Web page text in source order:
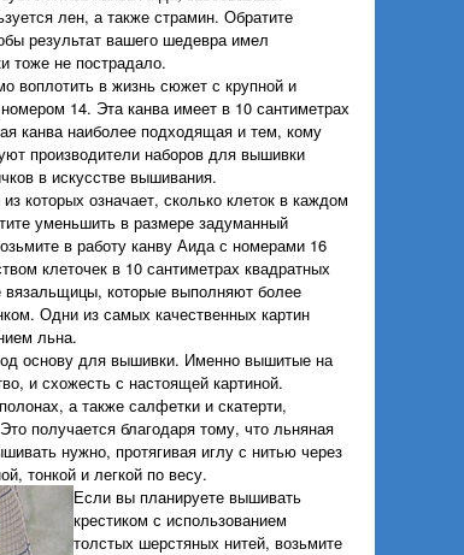
лен, а также страмин. Обратите
результат вашего шедевра имел
тоже не пострадало.
воплотить в жизнь сюжет с крупной и
14. Эта канва имеет в 10 сантиметрах
канва наиболее подходящая и тем, кому
производители наборов для вышивки
в искусстве вышивания.
которых означает, сколько клеток в каждом
уменьшить в размере задуманный
в работу канву Аида с номерами 16
клеточек в 10 сантиметрах квадратных
которые выполняют более
Одни из самых качественных картин
льна.
основу для вышивки. Именно вышитые на
и схожесть с настоящей картиной.
а также салфетки и скатерти,
получается благодаря тому, что льняная
нужно, протягивая иглу с нитью через
тонкой и легкой по весу.
Если вы планируете вышивать
крестиком с использованием
толстых шерстяных нитей, возьмите